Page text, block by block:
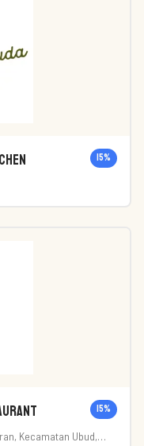
15%
15%
Kecamatan Ubud,